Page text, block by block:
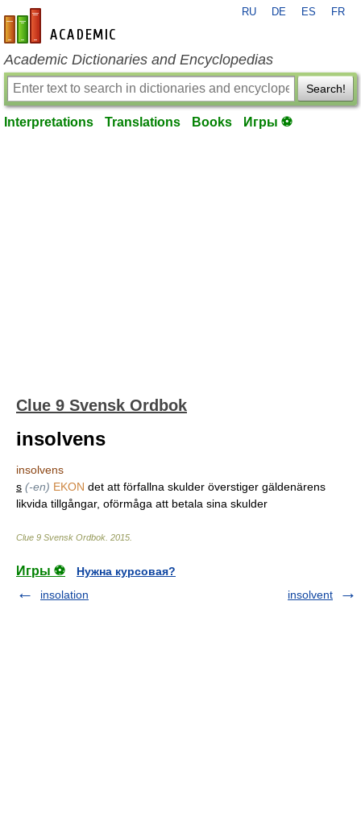
en-academic.com
RU DE ES FR
Academic Dictionaries and Encyclopedias
Search!
Interpretations Translations Books Игры ⚽
Clue 9 Svensk Ordbok
insolvens
insolvens
s (-en) EKON det att förfallna skulder överstiger gäldenärens
likvida tillgångar, oförmåga att betala sina skulder
Clue 9 Svensk Ordbok 2015
Игры ⚽
Нужна курсовая?
insolation
insolvent